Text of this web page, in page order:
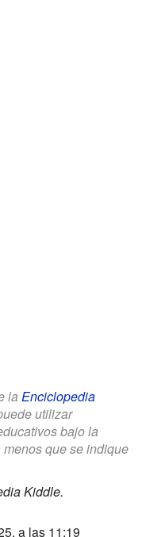
la Enciclopedia
utilizar
bajo la
menos que se indique
Kiddle.
a las 11:19